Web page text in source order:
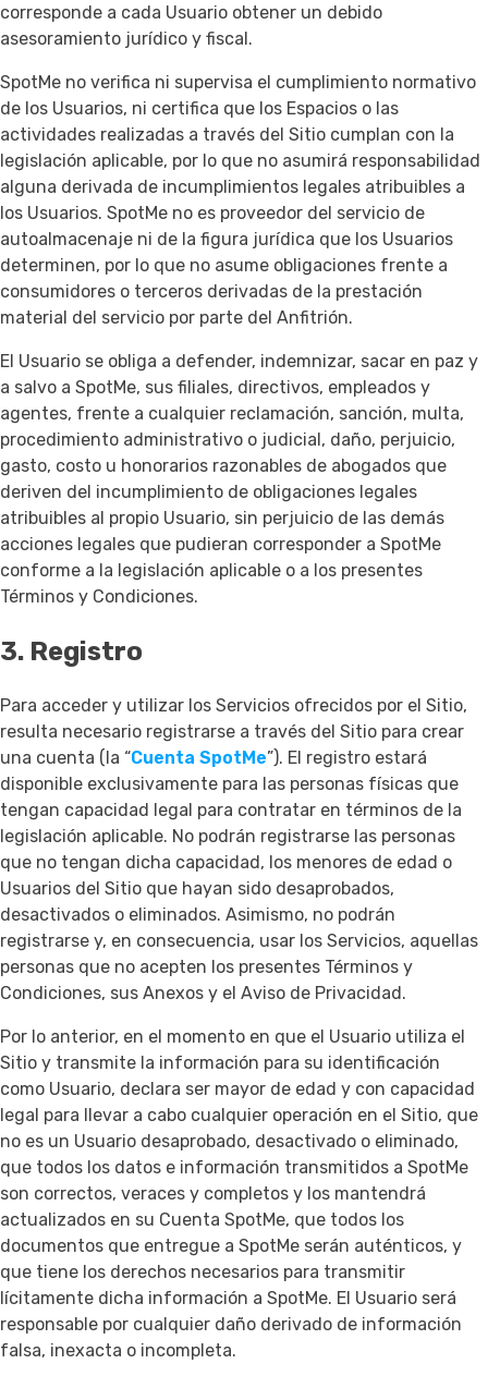
corresponde a cada Usuario obtener un debido
asesoramiento jurídico y fiscal.
SpotMe no verifica ni supervisa el cumplimiento normativo
de los Usuarios, ni certifica que los Espacios o las
actividades realizadas a través del Sitio cumplan con la
legislación aplicable, por lo que no asumirá responsabilidad
alguna derivada de incumplimientos legales atribuibles a
los Usuarios. SpotMe no es proveedor del servicio de
autoalmacenaje ni de la figura jurídica que los Usuarios
determinen, por lo que no asume obligaciones frente a
consumidores o terceros derivadas de la prestación
material del servicio por parte del Anfitrión.
El Usuario se obliga a defender, indemnizar, sacar en paz y
a salvo a SpotMe, sus filiales, directivos, empleados y
agentes, frente a cualquier reclamación, sanción, multa,
procedimiento administrativo o judicial, daño, perjuicio,
gasto, costo u honorarios razonables de abogados que
deriven del incumplimiento de obligaciones legales
atribuibles al propio Usuario, sin perjuicio de las demás
acciones legales que pudieran corresponder a SpotMe
conforme a la legislación aplicable o a los presentes
Términos y Condiciones.
3. Registro
Para acceder y utilizar los Servicios ofrecidos por el Sitio,
resulta necesario registrarse a través del Sitio para crear
una cuenta (la “Cuenta SpotMe”). El registro estará
disponible exclusivamente para las personas físicas que
tengan capacidad legal para contratar en términos de la
legislación aplicable. No podrán registrarse las personas
que no tengan dicha capacidad, los menores de edad o
Usuarios del Sitio que hayan sido desaprobados,
desactivados o eliminados. Asimismo, no podrán
registrarse y, en consecuencia, usar los Servicios, aquellas
personas que no acepten los presentes Términos y
Condiciones, sus Anexos y el Aviso de Privacidad.
Por lo anterior, en el momento en que el Usuario utiliza el
Sitio y transmite la información para su identificación
como Usuario, declara ser mayor de edad y con capacidad
legal para llevar a cabo cualquier operación en el Sitio, que
no es un Usuario desaprobado, desactivado o eliminado,
que todos los datos e información transmitidos a SpotMe
son correctos, veraces y completos y los mantendrá
actualizados en su Cuenta SpotMe, que todos los
documentos que entregue a SpotMe serán auténticos, y
que tiene los derechos necesarios para transmitir
lícitamente dicha información a SpotMe. El Usuario será
responsable por cualquier daño derivado de información
falsa, inexacta o incompleta.